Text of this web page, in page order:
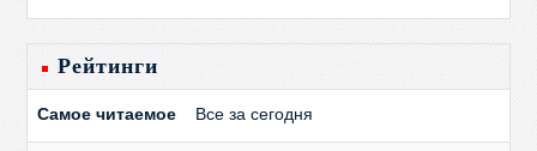
Рейтинги
Самое читаемое Все за сегодня